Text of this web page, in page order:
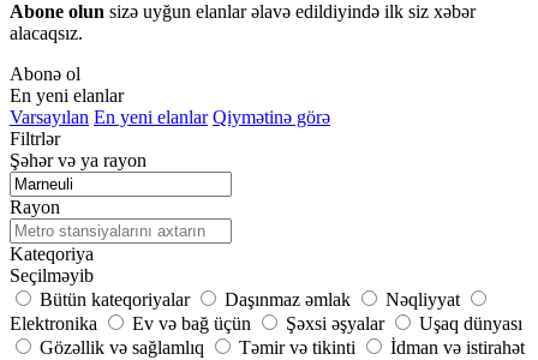
Abone olun sizə uyğun elanlar əlavə edildiyində ilk siz xəbər
alacaqsız.
Abonə ol
En yeni elanlar
Varsayılan En yeni elanlar Qiymətinə görə
Filtrlər
Şəhər və ya rayon
Rayon
Kateqoriya
Seçilməyib
Bütün kateqoriyalar
Daşınmaz əmlak
Nəqliyyat
Elektronika
Ev və bağ üçün Şəxsi əşyalar
Uşaq dünyası
Gözəllik və sağlamlıq
Təmir və tikinti
İdman və istirahət